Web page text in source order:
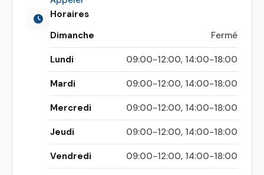
Horaires
Dimanche
Fermé
Lundi 09:00-12:00, 14:00-18:00
Mardi 09:00-12:00, 14:00-18:00
Mercredi 09:00-12:00, 14:00-18:00
Jeudi 09:00-12:00, 14:00-18:00
Vendredi 09:00-12:00, 14:00-18:00